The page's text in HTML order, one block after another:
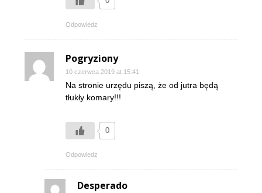
Odpowiedz
Pogryziony
10 czerwca 2019 at 15:41
Na stronie urzędu piszą, że od jutra będą
tłukły komary!!!
0
Odpowiedz
Desperado